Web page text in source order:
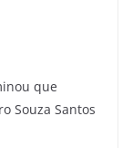
que
Souza Santos